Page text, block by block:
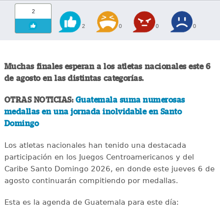
2
2 0 0 0
Muchas finales esperan a los atletas nacionales este 6
de agosto en las distintas categorías.
OTRAS NOTICIAS: Guatemala suma numerosas
medallas en una jornada inolvidable en Santo
Domingo
Los atletas nacionales han tenido una destacada
participación en los Juegos Centroamericanos y del
Caribe Santo Domingo 2026, en donde este jueves 6 de
agosto continuarán compitiendo por medallas.
Esta es la agenda de Guatemala para este día: